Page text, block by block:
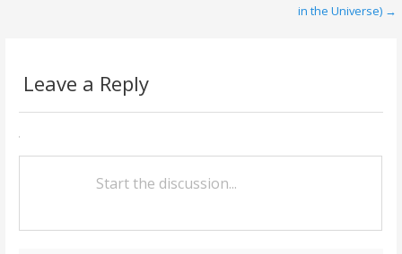
n
g
in the Universe) →
Leave a Reply